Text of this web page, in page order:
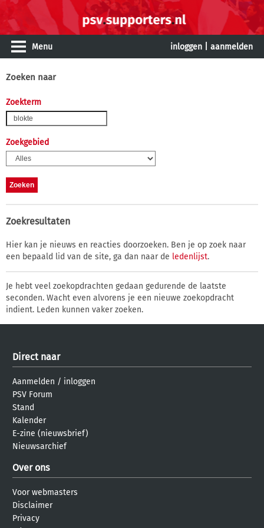
Menu inloggen aanmelden
Zoeken naar
Zoekterm
Zoekgebied
Zoekresultaten
Hier kan je nieuws en reacties doorzoeken. Ben je op zoek naar
een bepaald lid van de site, ga dan naar de ledenlijst.
Je hebt veel zoekopdrachten gedaan gedurende de laatste
seconden. Wacht even alvorens je een nieuwe zoekopdracht
indient. Leden kunnen vaker zoeken.
Direct naar
Aanmelden / inloggen
PSV Forum
Stand
Kalender
E-zine (nieuwsbrief)
Nieuwsarchief
Over ons
Voor webmasters
Disclaimer
Privacy